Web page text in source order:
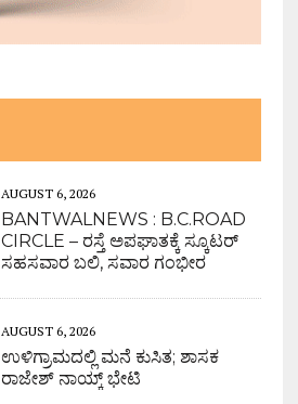
AUGUST 6, 2026
BANTWALNEWS : B.C.ROAD
CIRCLE – ರಸ್ತೆ ಅಪಘಾತಕ್ಕೆ ಸ್ಕೂಟರ್
ಸಹಸವಾರ ಬಲಿ, ಸವಾರ ಗಂಭೀರ
AUGUST 6, 2026
ಉಳಿಗ್ರಾಮದಲ್ಲಿ ಮನೆ ಕುಸಿತ; ಶಾಸಕ
ರಾಜೇಶ್ ನಾಯ್ಕ್ ಭೇಟಿ